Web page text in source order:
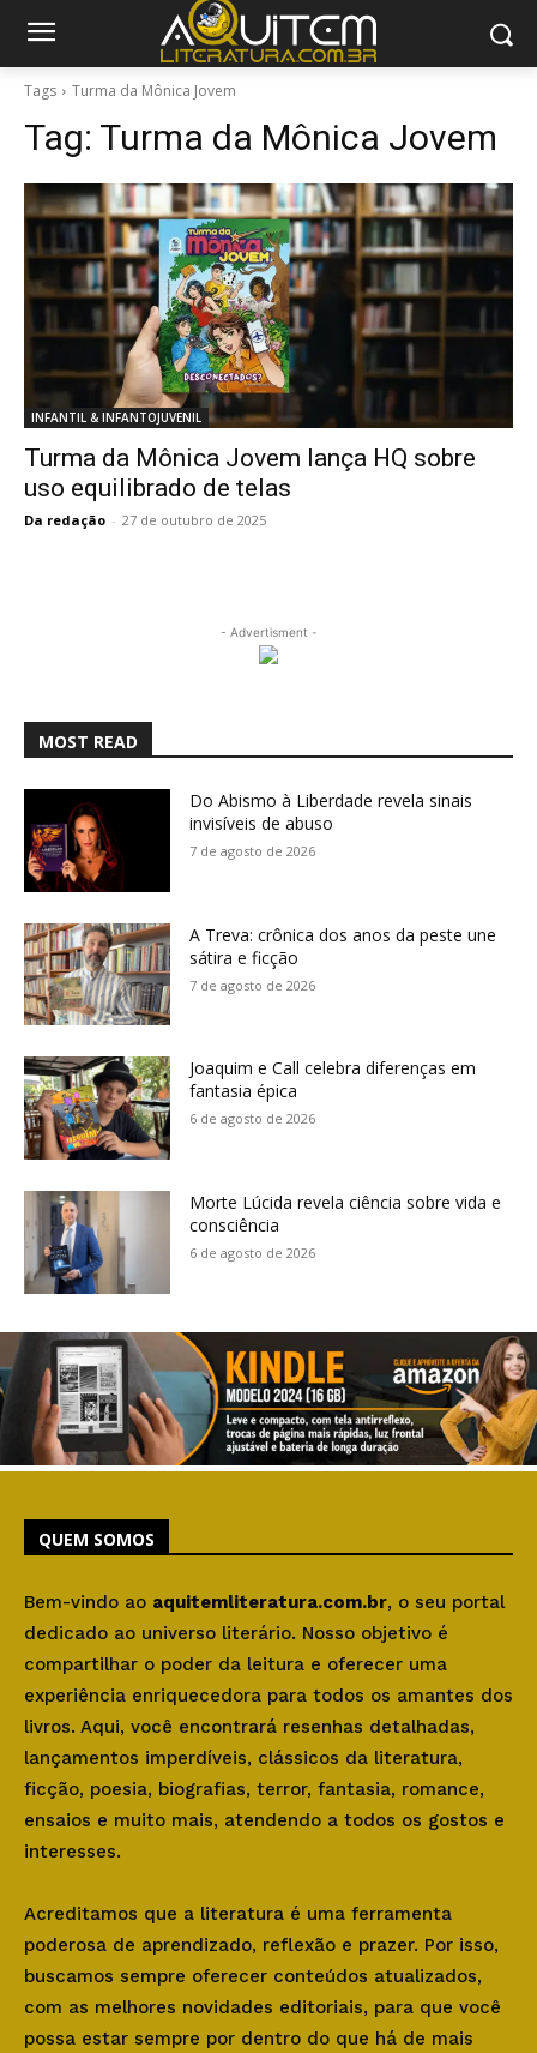
Tags Turma da Mônica Jovem
Tag: Turma da Mônica Jovem
INFANTIL & INFANTOJUVENIL
Turma da Mônica Jovem lança HQ sobre
uso equilibrado de telas
Da redação - 27 de outubro de 2025
- Advertisment -
MOST READ
Do Abismo à Liberdade revela sinais
invisíveis de abuso
7 de agosto de 2026
A Treva: crônica dos anos da peste une
sátira e ficção
7 de agosto de 2026
Joaquim e Call celebra diferenças em
fantasia épica
6 de agosto de 2026
Morte Lúcida revela ciência sobre vida e
consciência
6 de agosto de 2026
QUEM SOMOS
Bem-vindo ao aquitemliteratura.com.br, o seu portal
dedicado ao universo literário. Nosso objetivo é
compartilhar o poder da leitura e oferecer uma
experiência enriquecedora para todos os amantes dos
livros. Aqui, você encontrará resenhas detalhadas,
lançamentos imperdíveis, clássicos da literatura,
ficção, poesia, biografias, terror, fantasia, romance,
ensaios e muito mais, atendendo a todos os gostos e
interesses.
Acreditamos que a literatura é uma ferramenta
poderosa de aprendizado, reflexão e prazer. Por isso,
buscamos sempre oferecer conteúdos atualizados,
com as melhores novidades editoriais, para que você
possa estar sempre por dentro do que há de mais